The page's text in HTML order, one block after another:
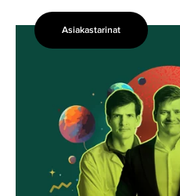
Arctic
Farming
tilitoimiston
sydämellä
Asiakastarinat